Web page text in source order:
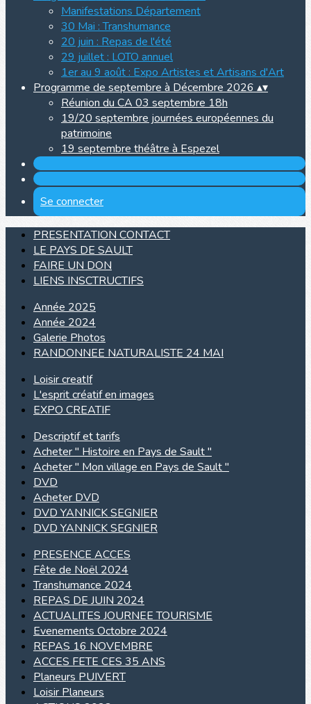
Manifestations Département
30 Mai : Transhumance
20 juin : Repas de l'été
29 juillet : LOTO annuel
1er au 9 août : Expo Artistes et Artisans d'Art
Programme de septembre à Décembre 2026 ▴▾
Réunion du CA 03 septembre 18h
19/20 septembre journées européennes du
patrimoine
19 septembre théâtre à Espezel
Se connecter
PRESENTATION CONTACT
LE PAYS DE SAULT
FAIRE UN DON
LIENS INSCTRUCTIFS
Année 2025
Année 2024
Galerie Photos
RANDONNEE NATURALISTE 24 MAI
Loisir creatIf
L'esprit créatif en images
EXPO CREATIF
Descriptif et tarifs
Acheter " Histoire en Pays de Sault "
Acheter " Mon village en Pays de Sault "
DVD
Acheter DVD
DVD YANNICK SEGNIER
DVD YANNICK SEGNIER
PRESENCE ACCES
Fête de Noël 2024
Transhumance 2024
REPAS DE JUIN 2024
ACTUALITES JOURNEE TOURISME
Evenements Octobre 2024
REPAS 16 NOVEMBRE
ACCES FETE CES 35 ANS
Planeurs PUIVERT
Loisir Planeurs